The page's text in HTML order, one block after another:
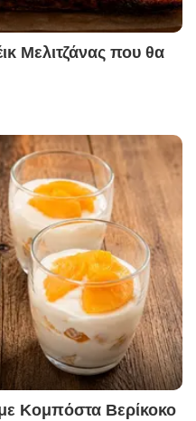
Μελιτζάνας που θα
Κομπόστα Βερίκοκο